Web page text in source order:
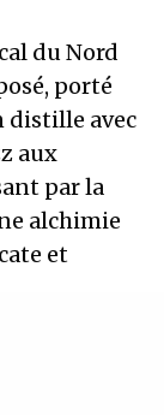
du Nord
porté
distille avec
aux
par la
alchimie
et